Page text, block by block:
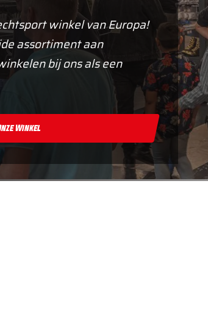
winkel van Europa!
assortiment aan
bij ons als een
Winkel